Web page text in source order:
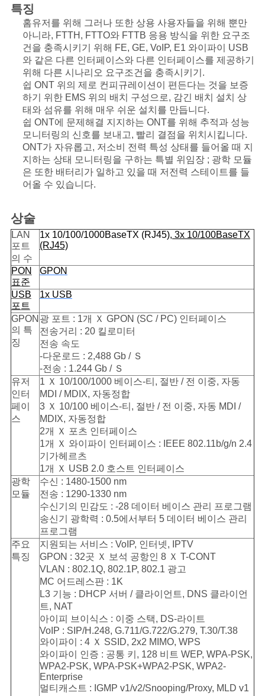
PRIVACY
POLICY
특징
홈유저를 위해 그러나 또한 상용 사용자들을 위해 뿐만
아니라, FTTH, FTTO와 FTTB 응용 방식을 위한 요구조
건을 충족시키기 위해 FE, GE, VoIP, E1 와이파이 USB
와 같은 다른 인터페이스와 다른 인터페이스를 제공하기
위해 다른 시나리오 요구조건을 충족시키기.
쉽 ONT 위의 제로 컨피규레이션이 편든다는 것을 보증
하기 위한 EMS 위의 배치 구성으로, 감긴 배치 설치 상
태와 섬유를 위해 매우 쉬운 설치를 만듭니다.
쉽 ONT에 문제해결 지지하는 ONT를 위해 추적과 성능
모니터링의 신호를 보내고, 빨리 결점을 위치시킵니다.
ONT가 자유롭고, 저소비 전력 특성 상태를 들어올 때 지
지하는 상태 모니터링을 구하는 특별 위임장 ; 광학 모듈
은 또한 배터리가 일하고 있을 때 저전력 스테이트를 들
어올 수 있습니다.
상술
LAN
포트
의 수
1x 10/100/1000BaseTX (RJ45), 3x 10/100BaseTX
(RJ45)
PON
표준
GPON
USB
포트
1x USB
GPON
의 특
징
광 포트 : 1개 Ｘ GPON (SC / PC) 인터페이스
전송거리 : 20 킬로미터
전송 속도
-다운로드 : 2,488 Gb / Ｓ
-전송 : 1.244 Gb / Ｓ
유저
인터
페이
스
1 Ｘ 10/100/1000 베이스-티, 절반 / 전 이중, 자동
MDI / MDIX, 자동정합
3 Ｘ 10/100 베이스-티, 절반 / 전 이중, 자동 MDI /
MDIX, 자동정합
2개 Ｘ 포츠 인터페이스
1개 Ｘ 와이파이 인터페이스 : IEEE 802.11b/g/n 2.4
기가헤르츠
1개 Ｘ USB 2.0 호스트 인터페이스
광학
모듈
수신 : 1480-1500 nm
전송 : 1290-1330 nm
수신기의 민감도 : -28 데이터 베이스 관리 프로그램
송신기 광학력 : 0.5에서부터 5 데이터 베이스 관리
프로그램
주요
특징
지원되는 서비스 : VoIP, 인터넷, IPTV
GPON : 32곳 Ｘ 보석 공항인 8 Ｘ T-CONT
VLAN : 802.1Q, 802.1P, 802.1 광고
MC 어드레스판 : 1K
L3 기능 : DHCP 서버 / 클라이언트, DNS 클라이언
트, NAT
아이피 브이식스 : 이중 스택, DS-라이트
VoIP : SIP/H.248, G.711/G.722/G.279, T.30/T.38
와이파이 : 4 Ｘ SSID, 2x2 MIMO, WPS
와이파이 인증 : 공통 키, 128 비트 WEP, WPA-PSK,
WPA2-PSK, WPA-PSK+WPA2-PSK, WPA2-
Enterprise
멀티캐스트 : IGMP v1/v2/Snooping/Proxy, MLD v1